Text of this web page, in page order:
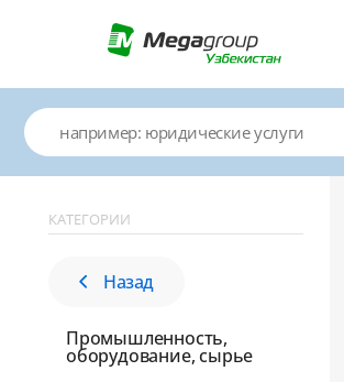
КАТЕГОРИИ
Назад
Промышленность,
оборудование, сырье